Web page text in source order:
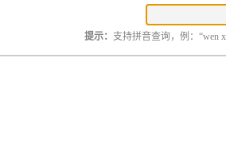
提示： 支持拼音查询，例：“wen